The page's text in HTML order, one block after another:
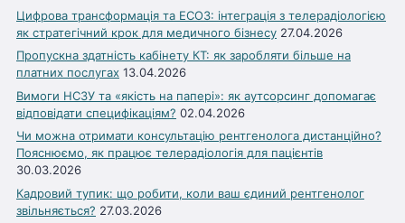
Цифрова трансформація та ЕСОЗ: інтеграція з телерадіологією
як стратегічний крок для медичного бізнесу 27.04.2026
Пропускна здатність кабінету КТ: як заробляти більше на
платних послугах 13.04.2026
Вимоги НСЗУ та «якість на папері»: як аутсорсинг допомагає
відповідати специфікаціям? 02.04.2026
Чи можна отримати консультацію рентгенолога дистанційно?
Пояснюємо, як працює телерадіологія для пацієнтів
30.03.2026
Кадровий тупик: що робити, коли ваш єдиний рентгенолог
звільняється? 27.03.2026